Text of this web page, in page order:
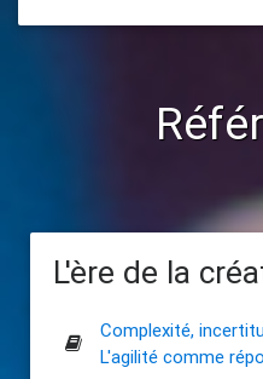
L'ère de la
Complexité,
L'agilité comme